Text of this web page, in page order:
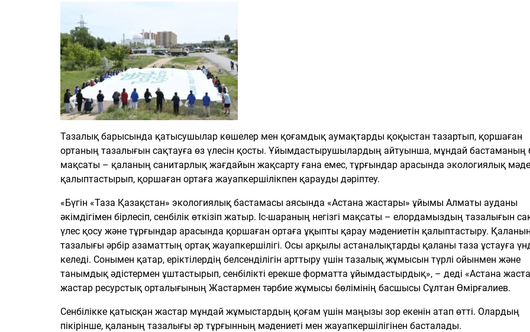
Тазалық барысында қатысушылар көшелер мен қоғамдық аумақтарды қоқыстан тазартып, қоршаған
ортаның тазалығын сақтауға өз үлесін қосты. Ұйымдастырушылардың айтуынша, мұндай бастаманың
мақсаты – қаланың санитарлық жағдайын жақсарту ғана емес, тұрғындар арасында экологиялық
қалыптастырып, қоршаған ортаға жауапкершілікпен қарауды дәріптеу.
«Бүгін «Таза Қазақстан» экологиялық бастамасы аясында «Астана жастары» ұйымы Алматы ауданы
әкімдігімен бірлесіп, сенбілік өткізіп жатыр. Іс-шараның негізгі мақсаты – елордамыздың тазалығын
үлес қосу және тұрғындар арасында қоршаған ортаға ұқыпты қарау мәдениетін қалыптастыру. Қаланың
тазалығы әрбір азаматтың ортақ жауапкершілігі. Осы арқылы астаналықтарды қаланы таза ұстауға
келеді. Сонымен қатар, еріктілердің белсенділігін арттыру үшін тазалық жұмысын түрлі ойынмен және
танымдық әдістермен ұштастырып, сенбілікті ерекше форматта ұйымдастырдық», – деді «Астана
жастар ресурстық орталығының Жастармен тәрбие жұмысы бөлімінің басшысы Сұлтан Өмірғалиев.
Сенбілікке қатысқан жастар мұндай жұмыстардың қоғам үшін маңызы зор екенін атап өтті. Олардың
пікірінше, қаланың тазалығы әр тұрғынның мәдениеті мен жауапкершілігінен басталады.